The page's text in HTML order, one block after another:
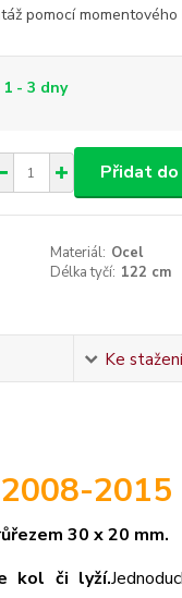
pomocí momentového
1 - 3 dny
Přidat do
Materiál: Ocel
Délka tyčí: 122 cm
Ke
2015
30 x 20 mm.
kol či lyží.